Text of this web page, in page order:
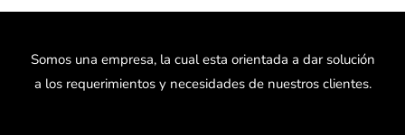
Somos una empresa, la cual esta orientada a dar solución
a los requerimientos y necesidades de nuestros clientes.